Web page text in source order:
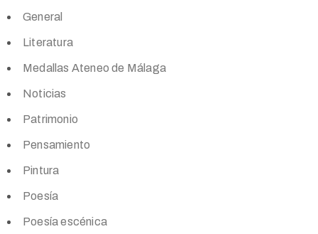
General
Literatura
Medallas Ateneo de Málaga
Noticias
Patrimonio
Pensamiento
Pintura
Poesía
Poesía escénica